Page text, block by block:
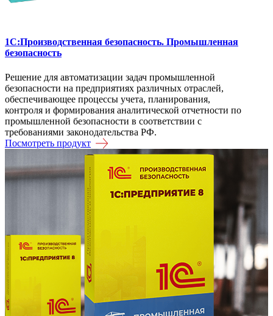
1C:Производственная безопасность. Промышленная
безопасность
Решение для автоматизации задач промышленной
безопасности на предприятиях различных отраслей,
обеспечивающее процессы учета, планирования,
контроля и формирования аналитической отчетности по
промышленной безопасности в соответствии с
требованиями законодательства РФ.
Посмотреть продукт